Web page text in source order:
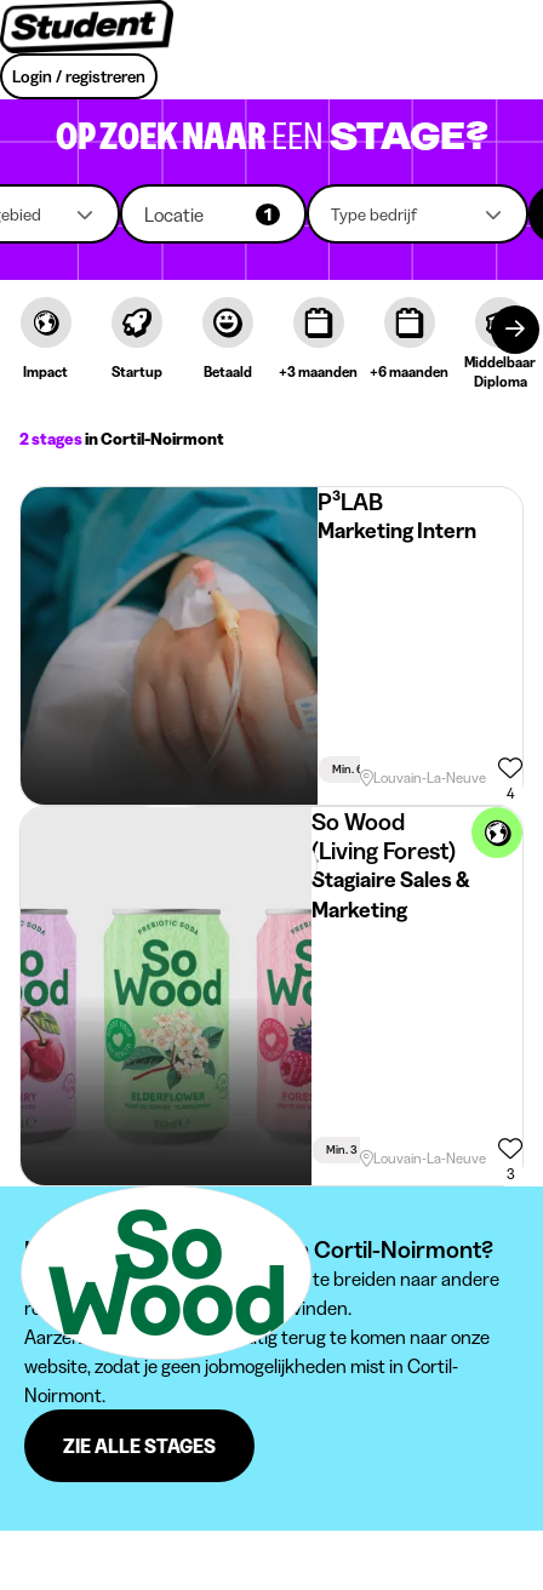
Login / registreren
OP ZOEK NAAREENSTAGE?
Locatie 1 Type bedrijf
Impact Startup Betaald +3 maanden +6 maanden
Middelbaar
Diploma
2 stagesin Cortil-Noirmont
P³LAB
Marketing Intern
Min. 6 Maand Deeltijds
Louvain-La-Neuve
4
So Wood
(Living Forest)
Stagiaire Sales &
Marketing
Min. 3 Maand Voltijds
Louvain-La-Neuve
3
Kan je je stage niet vinden in Cortil-Noirmont?
Wij raden je aan om je zoektocht uit te breiden naar andere
regio's om een passende stage te vinden.
Aarzel zeker niet om regelmatig terug te komen naar onze
website, zodat je geen jobmogelijkheden mist in Cortil-
Noirmont.
ZIE ALLE STAGES